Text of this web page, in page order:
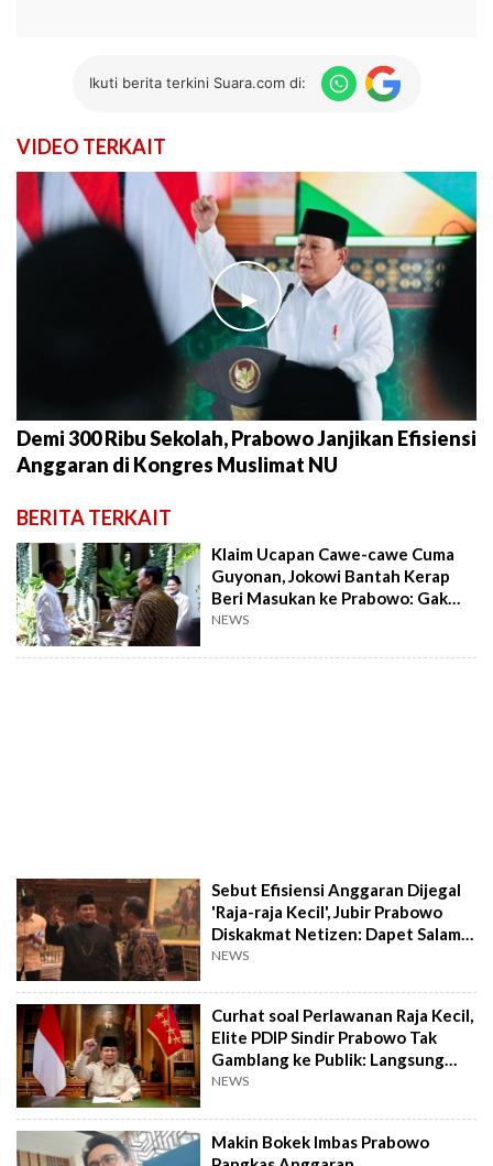
Ikuti berita terkini Suara.com di:
VIDEO TERKAIT
►
Demi 300 Ribu Sekolah, Prabowo Janjikan Efisiensi
Anggaran di Kongres Muslimat NU
BERITA TERKAIT
Klaim Ucapan Cawe-cawe Cuma
Guyonan, Jokowi Bantah Kerap
Beri Masukan ke Prabowo: Gak
Baik, Nanti Disebut Intervensi
NEWS
Sebut Efisiensi Anggaran Dijegal
'Raja-raja Kecil', Jubir Prabowo
Diskakmat Netizen: Dapet Salam
dari Deddy Corbuzier
NEWS
Curhat soal Perlawanan Raja Kecil,
Elite PDIP Sindir Prabowo Tak
Gamblang ke Publik: Langsung
Sebut Aja Namanya!
NEWS
Makin Bokek Imbas Prabowo